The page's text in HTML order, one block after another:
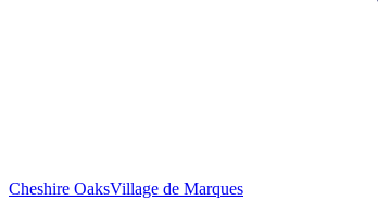
Cheshire OaksVillage de Marques